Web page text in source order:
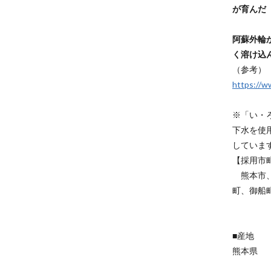
が育んだ
阿蘇外輪
く溶け込
（参考
https://
※「い・
下水を使
していま
【採用
熊本市
町、御船
■産地
熊本県